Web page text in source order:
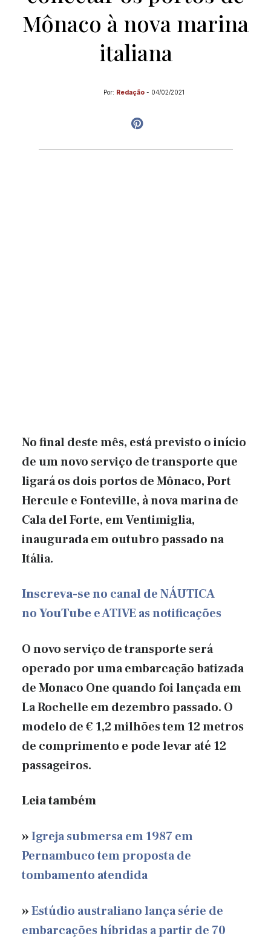
Mônaco à nova marina
italiana
Por: Redação - 04/02/2021
No final deste mês, está previsto o início
de um novo serviço de transporte que
ligará os dois portos de Mônaco, Port
Hercule e Fonteville, à nova marina de
Cala del Forte, em Ventimiglia,
inaugurada em outubro passado na
Itália.
Inscreva-seno canal de NÁUTICA
noYouTubee ATIVE as notificações
O novo serviço de transporte será
operado por uma embarcação batizada
de Monaco One quando foi lançada em
La Rochelle em dezembro passado. O
modelo de € 1,2 milhões tem 12 metros
de comprimento e pode levar até 12
passageiros.
Leia também
»Igreja submersa em 1987 em
Pernambuco tem proposta de
tombamento atendida
»Estúdio australiano lança série de
embarcações híbridas a partir de 70